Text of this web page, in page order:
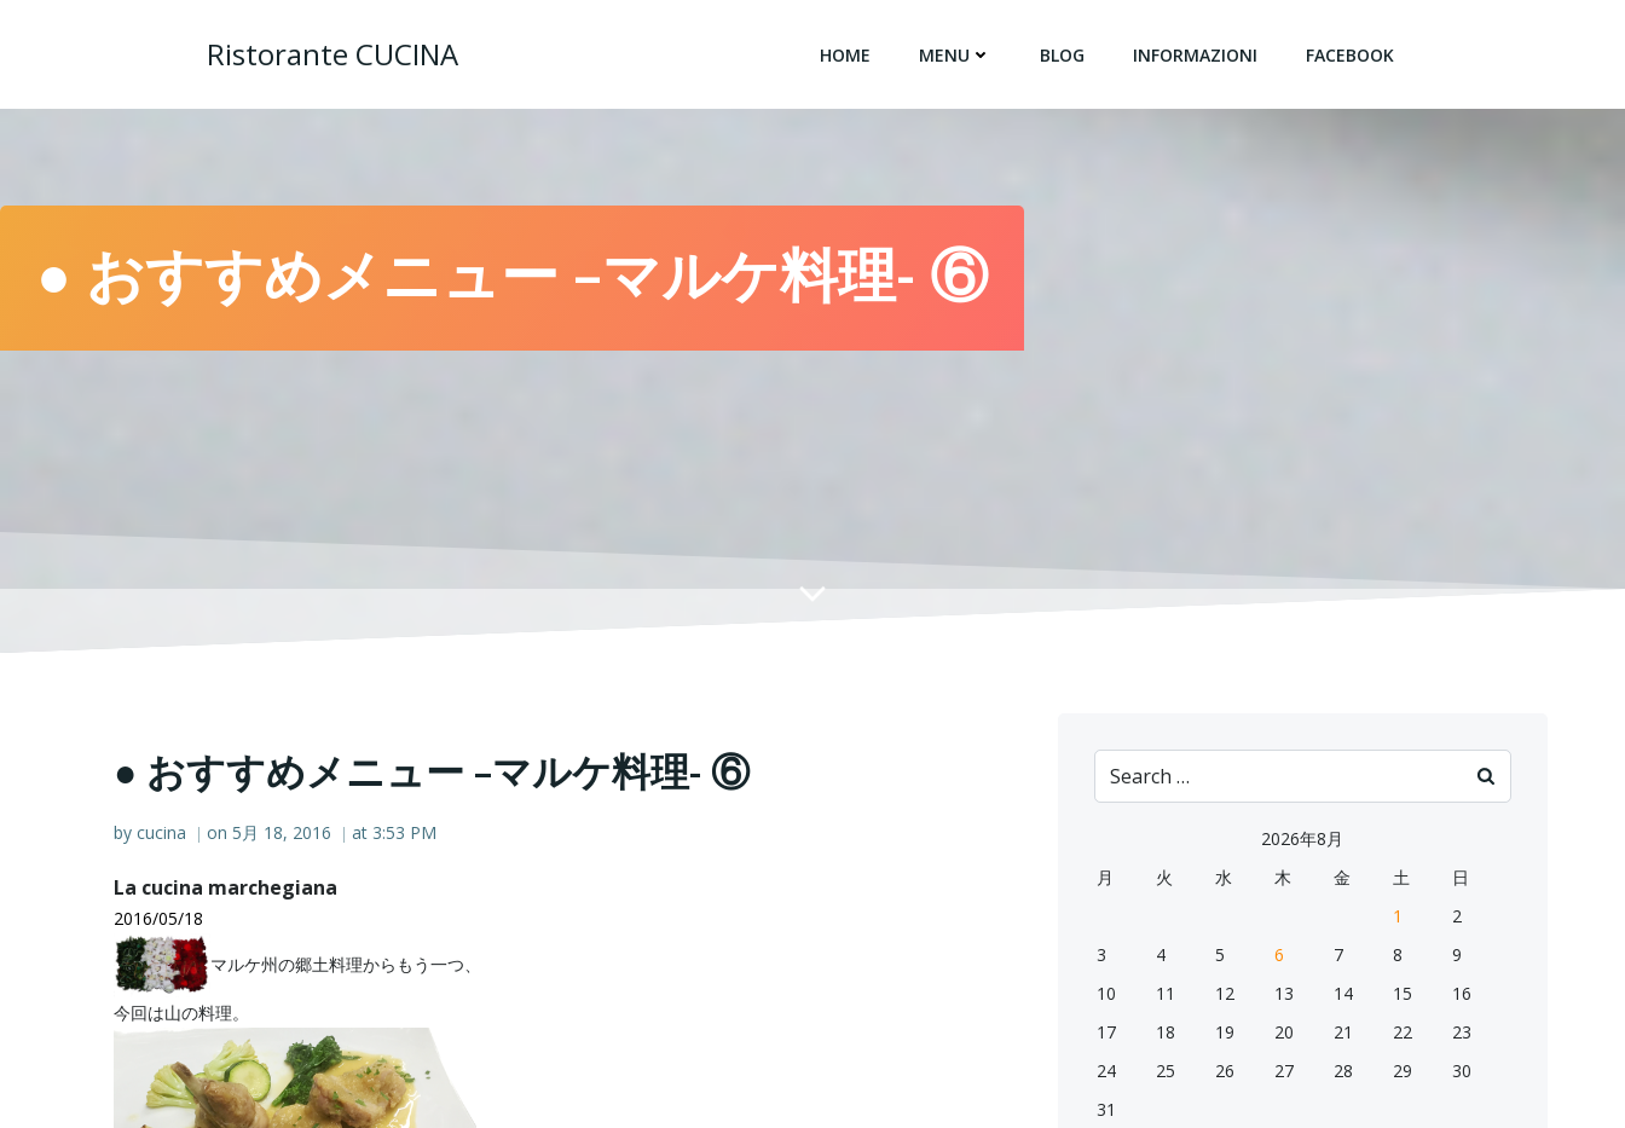
キ
Ristorante CUCINA HOME MENU BLOG INFORMAZIONI FACEBOOK
● おすすめメニュー –マルケ料理- ⑥
● おすすめメニュー –マルケ料理- ⑥
by cucina | on 5月 18, 2016 | at 3:53 PM
La cucina marchegiana
2016/05/18
マルケ州の郷土料理からもう一つ、
今回は山の料理。
Search
for:
2026年8月
月
火 水 木 金 土
日
1
2
3
4 5 6 7 8
9
10
11 12 13 14 15
16
17
18 19 20 21 22
23
24
25 26 27 28 29
30
31